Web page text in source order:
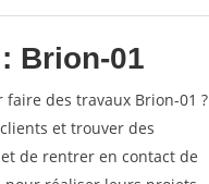
Brion-01
des travaux Brion-01 ?
et trouver des
de rentrer en contact de